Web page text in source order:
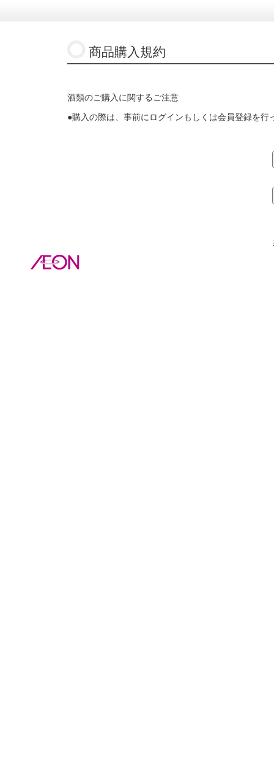
商品購入規約
酒類のご購入に関するご注意
●購入の際は、事前にログインもしくは会員登録を